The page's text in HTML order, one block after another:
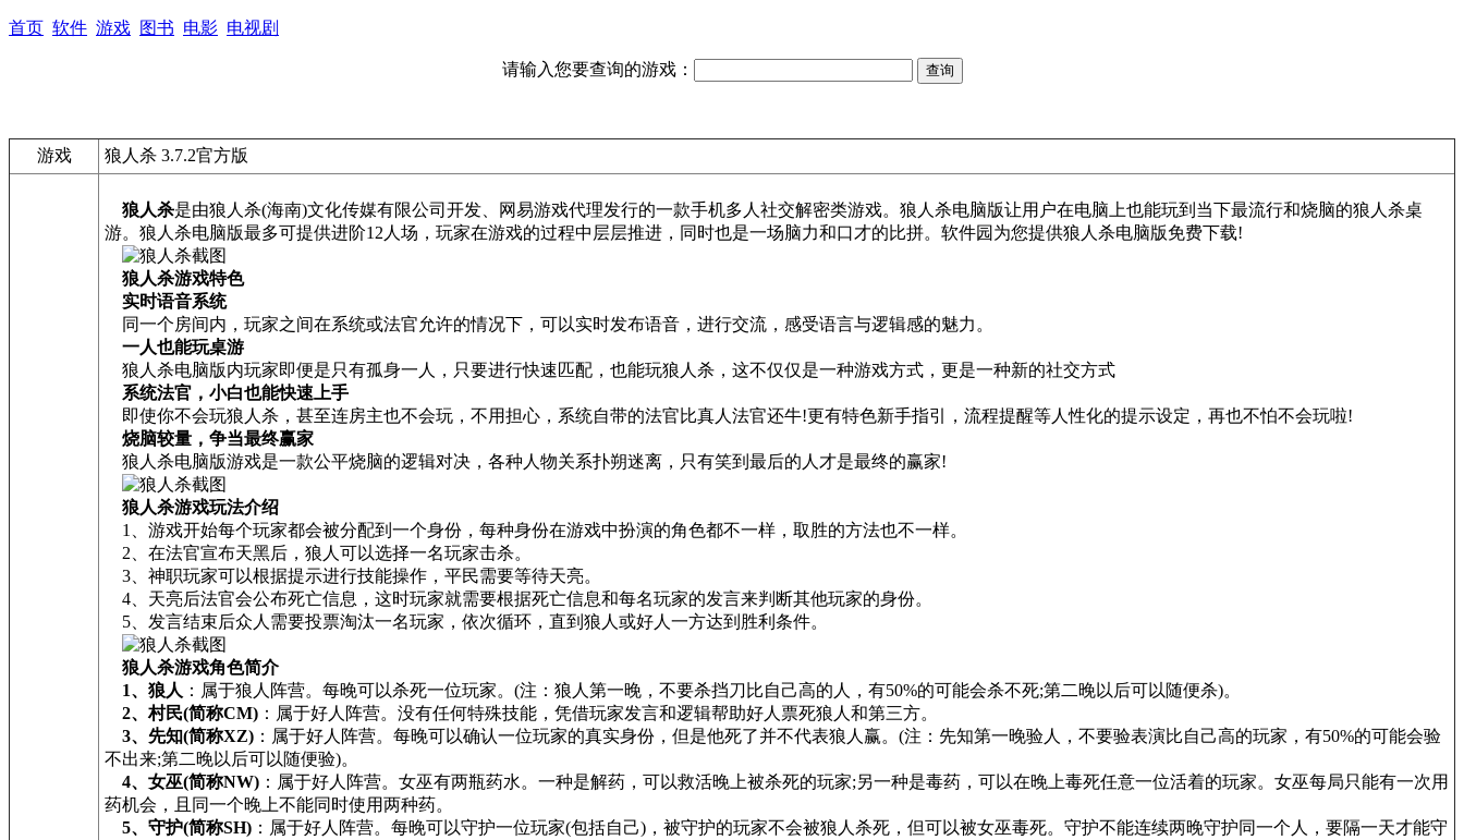
首页 软件 游戏 图书 电影 电视剧
请输入您要查询的游戏：
游戏 狼人杀 3.7.2官方版
狼人杀是由狼人杀(海南)文化传媒有限公司开发、网易游戏代理发行的一款手机多人社交解密类游戏。狼人杀电脑版让用户在电脑上也能玩到当下最流行和烧脑的狼人杀桌
游。狼人杀电脑版最多可提供进阶12人场，玩家在游戏的过程中层层推进，同时也是一场脑力和口才的比拼。软件园为您提供狼人杀电脑版免费下载!
狼人杀游戏特色
实时语音系统
同一个房间内，玩家之间在系统或法官允许的情况下，可以实时发布语音，进行交流，感受语言与逻辑感的魅力。
一人也能玩桌游
狼人杀电脑版内玩家即便是只有孤身一人，只要进行快速匹配，也能玩狼人杀，这不仅仅是一种游戏方式，更是一种新的社交方式
系统法官，小白也能快速上手
即使你不会玩狼人杀，甚至连房主也不会玩，不用担心，系统自带的法官比真人法官还牛!更有特色新手指引，流程提醒等人性化的提示设定，再也不怕不会玩啦!
烧脑较量，争当最终赢家
狼人杀电脑版游戏是一款公平烧脑的逻辑对决，各种人物关系扑朔迷离，只有笑到最后的人才是最终的赢家!
狼人杀游戏玩法介绍
1、游戏开始每个玩家都会被分配到一个身份，每种身份在游戏中扮演的角色都不一样，取胜的方法也不一样。
2、在法官宣布天黑后，狼人可以选择一名玩家击杀。
3、神职玩家可以根据提示进行技能操作，平民需要等待天亮。
4、天亮后法官会公布死亡信息，这时玩家就需要根据死亡信息和每名玩家的发言来判断其他玩家的身份。
5、发言结束后众人需要投票淘汰一名玩家，依次循环，直到狼人或好人一方达到胜利条件。
狼人杀游戏角色简介
1、狼人 ：属于狼人阵营。每晚可以杀死一位玩家。(注：狼人第一晚，不要杀挡刀比自己高的人，有50%的可能会杀不死;第二晚以后可以随便杀)。
2、村民(简称CM) ：属于好人阵营。没有任何特殊技能，凭借玩家发言和逻辑帮助好人票死狼人和第三方。
3、先知(简称XZ) ：属于好人阵营。每晚可以确认一位玩家的真实身份，但是他死了并不代表狼人赢。(注：先知第一晚验人，不要验表演比自己高的玩家，有50%的可能会验
不出来;第二晚以后可以随便验)。
4、女巫(简称NW) ：属于好人阵营。女巫有两瓶药水。一种是解药，可以救活晚上被杀死的玩家;另一种是毒药，可以在晚上毒死任意一位活着的玩家。女巫每局只能有一次用
药机会，且同一个晚上不能同时使用两种药。
5、守护(简称SH) ：属于好人阵营。每晚可以守护一位玩家(包括自己)，被守护的玩家不会被狼人杀死，但可以被女巫毒死。守护不能连续两晚守护同一个人，要隔一天才能守